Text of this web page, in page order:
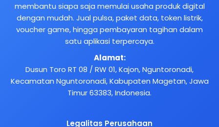
membantu siapa saja memulai usaha produk digital
dengan mudah. Jual pulsa, paket data, token listrik,
voucher game, hingga pembayaran tagihan dalam
satu aplikasi terpercaya.
Alamat:
Dusun Toro RT 08 / RW 01, Kajon, Nguntoronadi,
Kecamatan Nguntoronadi, Kabupaten Magetan, Jawa
Timur 63383, Indonesia.
Legalitas Perusahaan